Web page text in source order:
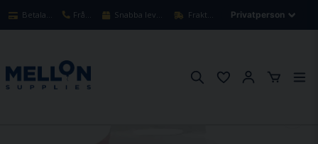
Betala säkert med kort Frågor? Ring oss! Snabba leveranser 1-3 arbetsdagar Fraktfritt över 900kr